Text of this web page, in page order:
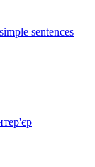
sentences